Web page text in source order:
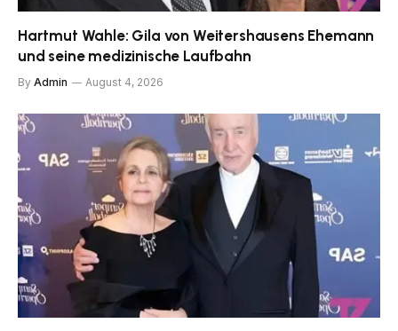
Hartmut Wahle: Gila von Weitershausens Ehemann
und seine medizinische Laufbahn
By Admin August 4, 2026